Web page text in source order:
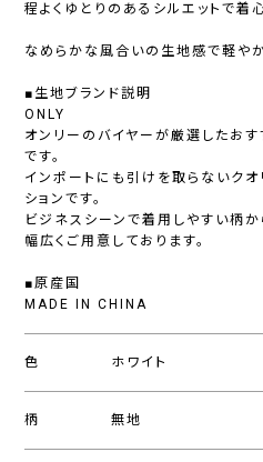
程よくゆとりのあるシルエットで
なめらかな風合いの生地感で軽や
■生地ブランド説明
ONLY
オンリーのバイヤーが厳選したおす
です。
インポートにも引けを取らないク
ションです。
ビジネスシーンで着用しやすい柄
幅広くご用意しております。
■原産国
MADE IN CHINA
色 ホワイト
柄 無地